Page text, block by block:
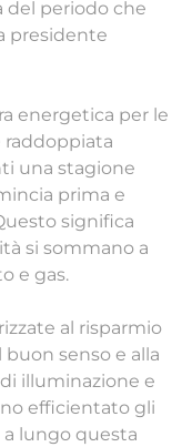
del periodo che
presidente
energetica per le
raddoppiata
una stagione
prima e
significa
si sommano a
e gas.
al risparmio
buon senso e alla
illuminazione e
efficientato gli
lungo questa